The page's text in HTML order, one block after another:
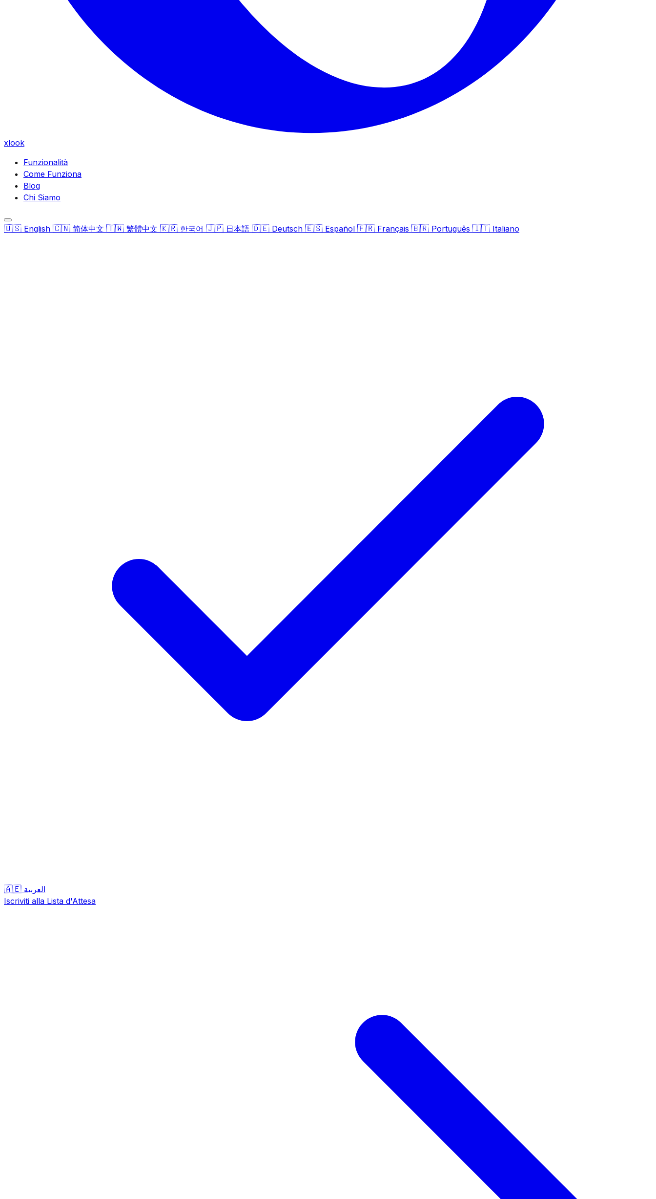
xlook
Funzionalità
Come Funziona
Blog
Chi Siamo
🇺🇸 English 🇨🇳 简体中文 🇹🇼 繁體中文 🇰🇷 한국어 🇯🇵 日本語 🇩🇪 Deutsch 🇪🇸 Español 🇫🇷 Français 🇧🇷 Português 🇮🇹 Italiano
🇦🇪 العربية
Iscriviti alla Lista d'Attesa